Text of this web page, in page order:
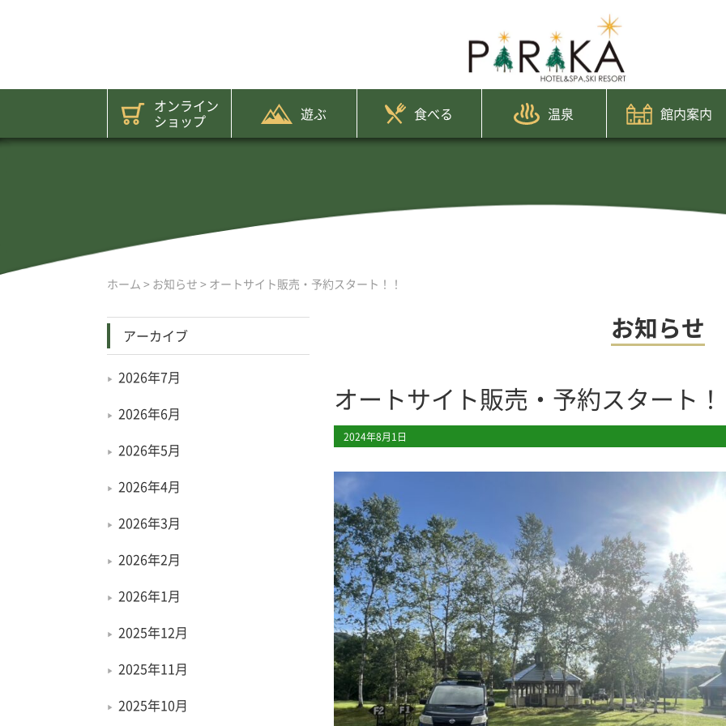
オンライン
ショップ 遊ぶ 食べる 温泉 館内案内
ホーム > お知らせ > オートサイト販売・予約スタート！！
お知らせ
オートサイト販売・予約スタート
2024年8月1日
アーカイブ
2026年7月
2026年6月
2026年5月
2026年4月
2026年3月
2026年2月
2026年1月
2025年12月
2025年11月
2025年10月